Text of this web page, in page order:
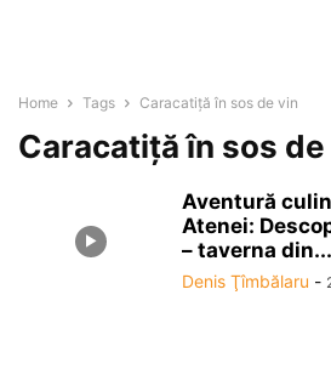
Home Tags Caracatiță în sos de vin
Caracatiță în sos
Aventură
Atenei:
– taverna din...
Denis Ţîmbălaru -